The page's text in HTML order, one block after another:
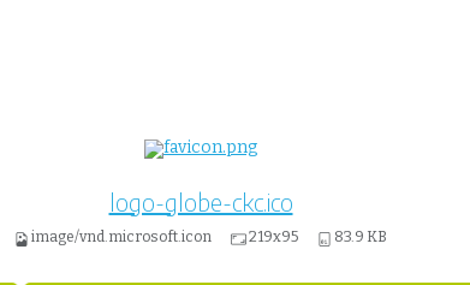
logo-globe-ckc.ico
image/vnd.microsoft.icon 219x95 83.9 KB